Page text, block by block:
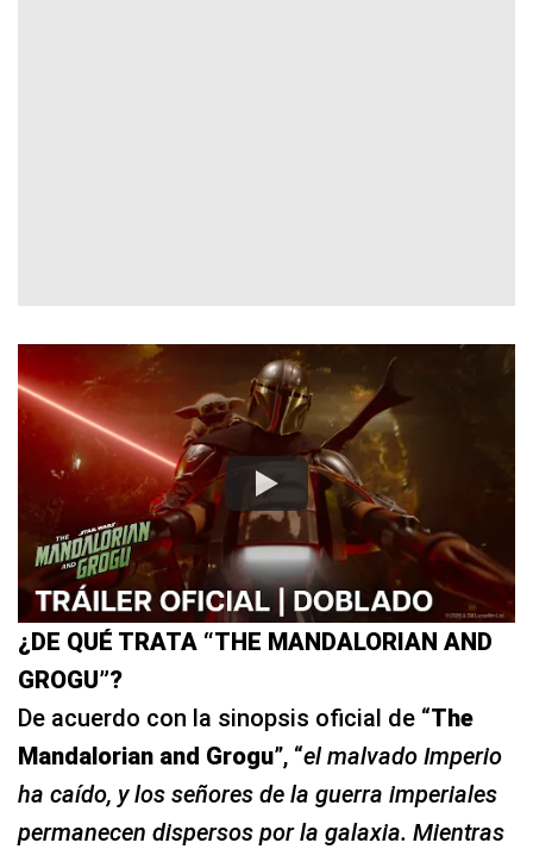
¿DE QUÉ TRATA “THE MANDALORIAN AND
GROGU”?
De acuerdo con la sinopsis oficial de “The
Mandalorian and Grogu”, “el malvado Imperio
ha caído, y los señores de la guerra imperiales
permanecen dispersos por la galaxia. Mientras